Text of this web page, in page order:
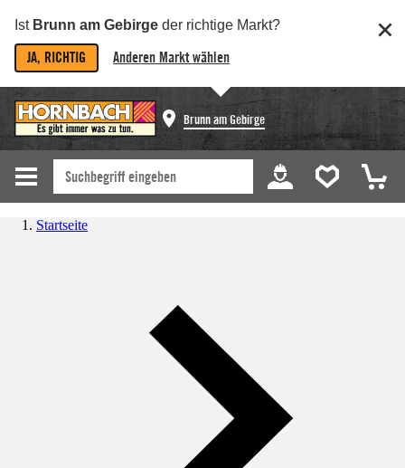
Ist Brunn am Gebirge der richtige Markt?
JA, RICHTIG Anderen Markt wählen
Brunn am Gebirge
Startseite